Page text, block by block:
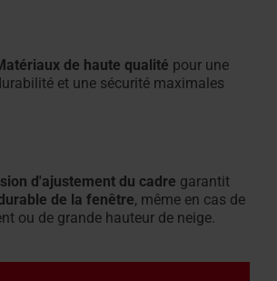
de haute qualité pour une
et une sécurité maximales
d'ajustement du cadre garantit
de la fenêtre, même en cas de
ou de grande hauteur de neige.